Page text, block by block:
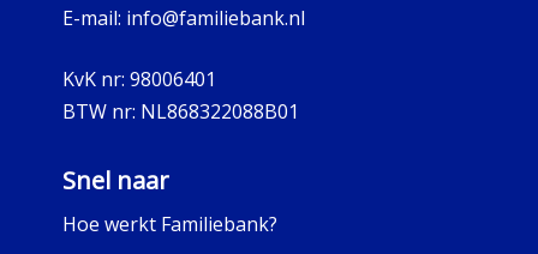
E-mail: info@familiebank.nl
KvK nr: 98006401
BTW nr: NL868322088B01
Snel naar
Hoe werkt Familiebank?